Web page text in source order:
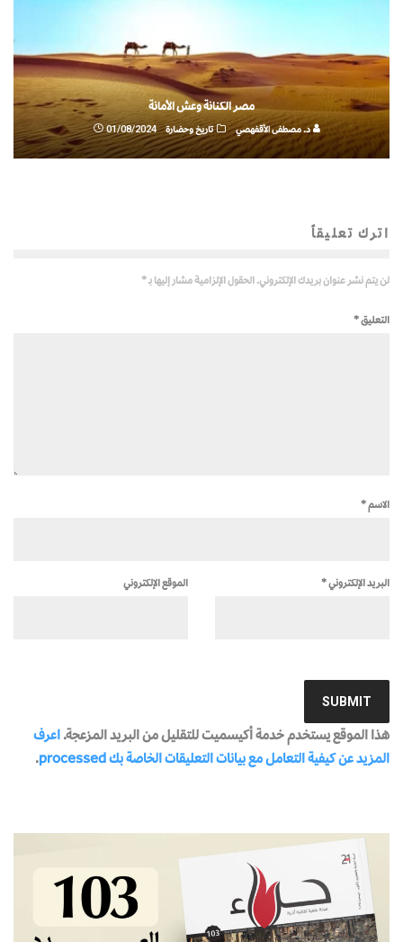
مصر الكنانة وعش الأمانة
د. مصطفى الأقفهصي تاريخ وحضارة 01/08/2024
اترك تعليقاً
لن يتم نشر عنوان بريدك الإلكتروني. الحقول الإلزامية مشار إليها بـ*
التعليق*
الاسم*
البريد الإلكتروني* الموقع الإلكتروني
هذا الموقع يستخدم خدمة أكيسميت للتقليل من البريد المزعجة. اعرف
المزيد عن كيفية التعامل مع بيانات التعليقات الخاصة بك processed
.